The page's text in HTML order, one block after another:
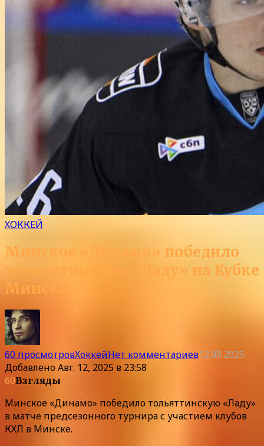
ХОККЕЙ
Минское «Динамо» победило
тольяттинскую «Ладу» на Кубке
Минска
60 просмотровХоккейНет комментариев12.08.2025
ДобавленоАвг. 12, 2025 в 23:58
60Взгляды
Минское «Динамо» победило тольяттинскую «Ладу»
в матче предсезонного турнира с участием клубов
КХЛ в Минске.